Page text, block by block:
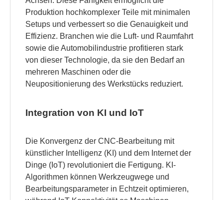
Produktion hochkomplexer Teile mit minimalen
Setups und verbessert so die Genauigkeit und
Effizienz. Branchen wie die Luft- und Raumfahrt
sowie die Automobilindustrie profitieren stark
von dieser Technologie, da sie den Bedarf an
mehreren Maschinen oder die
Neupositionierung des Werkstücks reduziert.
Integration von KI und IoT
Die Konvergenz der CNC-Bearbeitung mit
künstlicher Intelligenz (KI) und dem Internet der
Dinge (IoT) revolutioniert die Fertigung. KI-
Algorithmen können Werkzeugwege und
Bearbeitungsparameter in Echtzeit optimieren,